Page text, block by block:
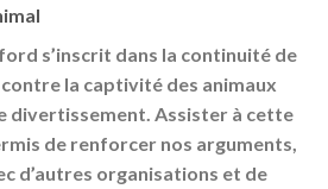
s’inscrit dans la continuité de
la captivité des animaux
divertissement . Assister à cette
de renforcer nos arguments,
d’autres organisations et de